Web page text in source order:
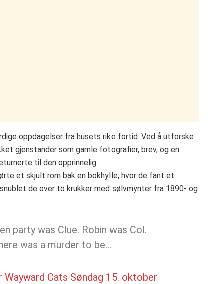
oppdagelser fra husets rike fortid. Ved å utforske
gjenstander som gamle fotografier, brev, og en
til den opprinnelig
et skjult rom bak en bokhylle, hvor de fant et
de over to krukker med sølvmynter fra 1890- og
party was Clue. Robin was Col.
was a murder to be…
Wayward Cats Søndag 15. oktober